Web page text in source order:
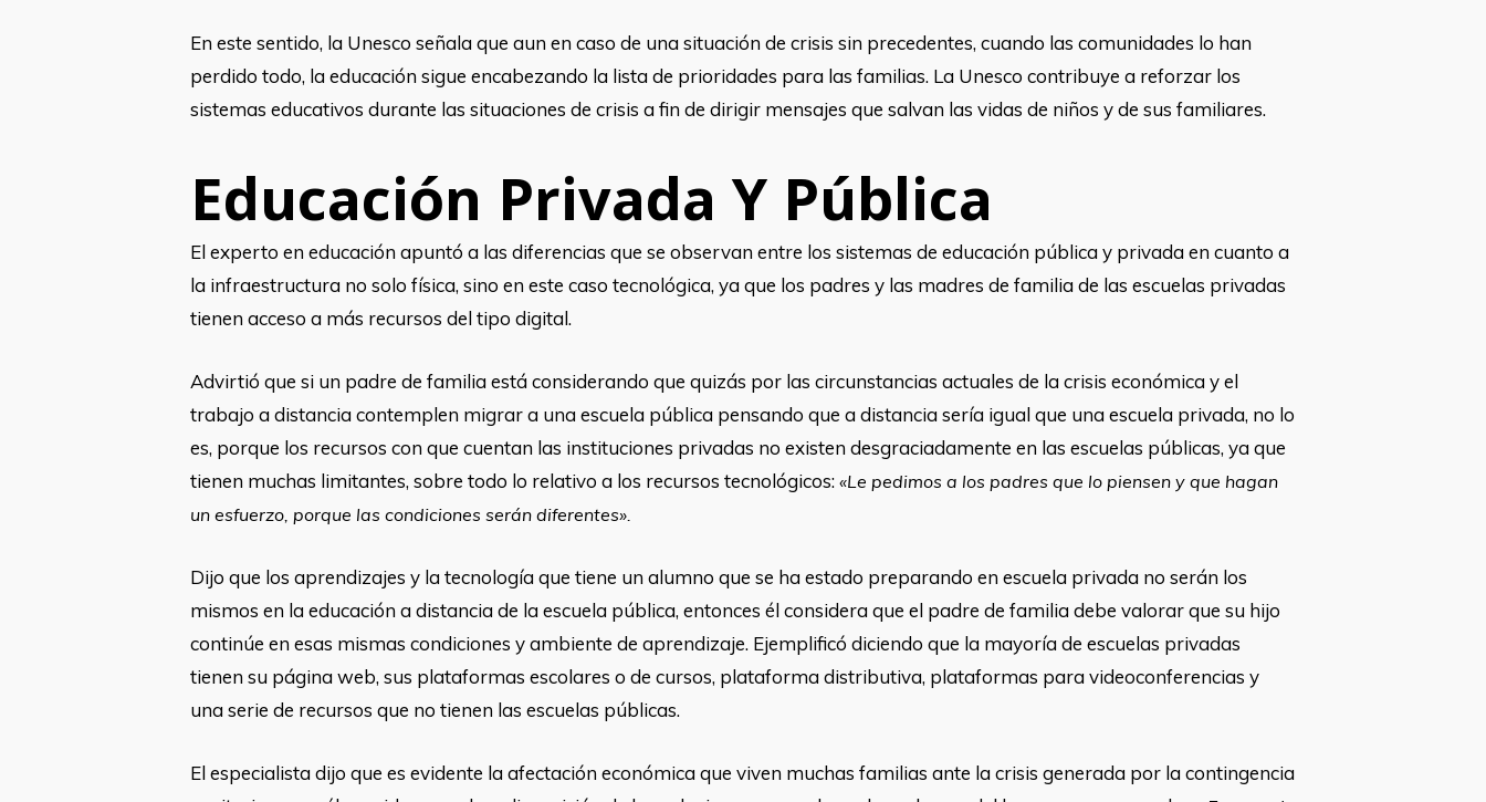
En este sentido, la Unesco señala que aun en caso de una situación de crisis sin precedentes, cuando las comunidades lo han
perdido todo, la educación sigue encabezando la lista de prioridades para las familias. La Unesco contribuye a reforzar los
sistemas educativos durante las situaciones de crisis a fin de dirigir mensajes que salvan las vidas de niños y de sus familiares.
Educación Privada Y Pública
El experto en educación apuntó a las diferencias que se observan entre los sistemas de educación pública y privada en cuanto a
la infraestructura no solo física, sino en este caso tecnológica, ya que los padres y las madres de familia de las escuelas privadas
tienen acceso a más recursos del tipo digital.
Advirtió que si un padre de familia está considerando que quizás por las circunstancias actuales de la crisis económica y el
trabajo a distancia contemplen migrar a una escuela pública pensando que a distancia sería igual que una escuela privada, no lo
es, porque los recursos con que cuentan las instituciones privadas no existen desgraciadamente en las escuelas públicas, ya que
tienen muchas limitantes, sobre todo lo relativo a los recursos tecnológicos: «Le pedimos a los padres que lo piensen y que hagan
un esfuerzo, porque las condiciones serán diferentes».
Dijo que los aprendizajes y la tecnología que tiene un alumno que se ha estado preparando en escuela privada no serán los
mismos en la educación a distancia de la escuela pública, entonces él considera que el padre de familia debe valorar que su hijo
continúe en esas mismas condiciones y ambiente de aprendizaje. Ejemplificó diciendo que la mayoría de escuelas privadas
tienen su página web, sus plataformas escolares o de cursos, plataforma distributiva, plataformas para videoconferencias y
una serie de recursos que no tienen las escuelas públicas.
El especialista dijo que es evidente la afectación económica que viven muchas familias ante la crisis generada por la contingencia